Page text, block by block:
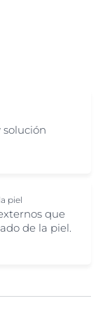
solución
piel
que
de la piel.